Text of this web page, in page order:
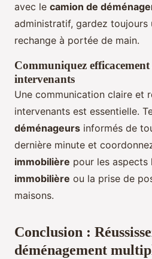
avec le camion de
administratif, gardez toujours
rechange à portée de main.
Communiquez efficacement
intervenants
Une communication claire et
intervenants est essentielle.
déménageurs informés de
dernière minute et
immobilière pour les aspects
immobilière ou la prise de
maisons.
Conclusion :
déménagement